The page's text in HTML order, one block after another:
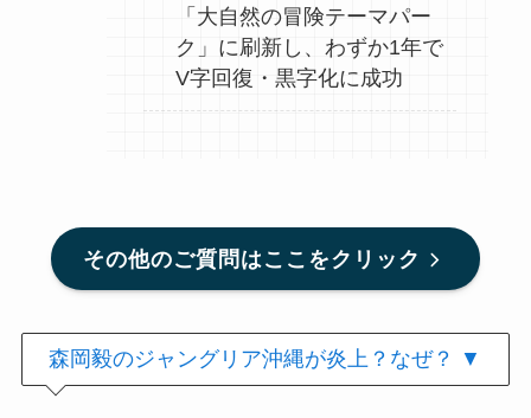
「大自然の冒険テーマパー
ク」に刷新し、わずか1年で
V字回復・黒字化に成功
その他のご質問はここをクリック
森岡毅のジャングリア沖縄が炎上？なぜ？ ▼